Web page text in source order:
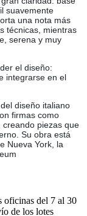
suavemente
una nota más
técnicas, mientras
serena y muy
el diseño:
integrarse en el
diseño italiano
firmas como
creando piezas que
Su obra está
Nueva York, la
oficinas del 7 al 30
de los lotes